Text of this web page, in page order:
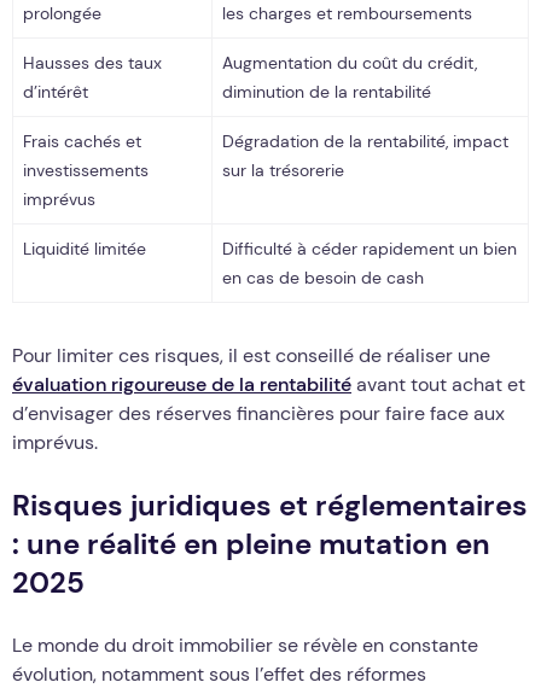
prolongée
les charges et remboursements
Hausses des taux
d’intérêt
Augmentation du coût du crédit,
diminution de la rentabilité
Frais cachés et
investissements
imprévus
Dégradation de la rentabilité, impact
sur la trésorerie
Liquidité limitée
Difficulté à céder rapidement un bien
en cas de besoin de cash
Pour limiter ces risques, il est conseillé de réaliser une
évaluation rigoureuse de la rentabilitéavant tout achat et
d’envisager des réserves financières pour faire face aux
imprévus.
Risques juridiques et réglementaires
: une réalité en pleine mutation en
2025
Le monde du droit immobilier se révèle en constante
évolution, notamment sous l’effet des réformes